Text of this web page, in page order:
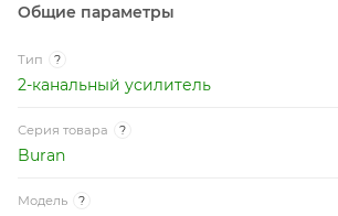
Общие параметры
Тип ?
2-канальный усилитель
Серия товара ?
Buran
Модель ?